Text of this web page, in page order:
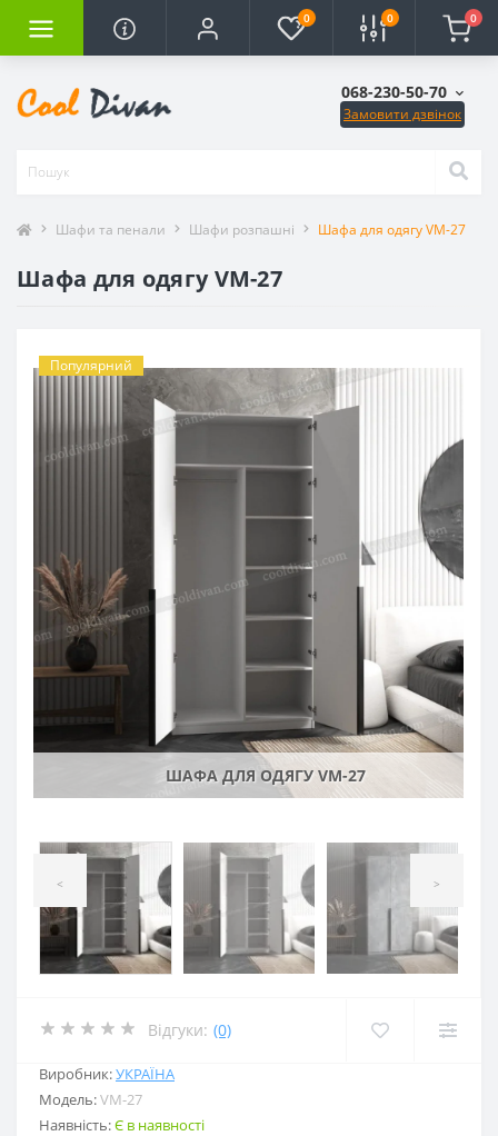
0 0 0
068-230-50-70
Замовити дзвінок
Шафи та пенали Шафи розпашні Шафа для одягу VM-27
Шафа для одягу VM-27
Популярний
ШАФА ДЛЯ ОДЯГУ VM-27
< >
Відгуки: (0)
Виробник:УКРАЇНА
Модель:VM-27
Наявність:Є в наявності